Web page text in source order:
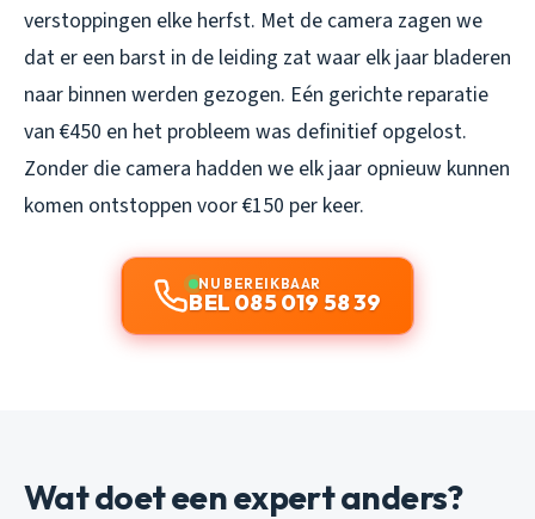
verstoppingen elke herfst. Met de camera zagen we
dat er een barst in de leiding zat waar elk jaar bladeren
naar binnen werden gezogen. Eén gerichte reparatie
van €450 en het probleem was definitief opgelost.
Zonder die camera hadden we elk jaar opnieuw kunnen
komen ontstoppen voor €150 per keer.
NU BEREIKBAAR
BEL 085 019 58 39
Wat doet een expert anders?